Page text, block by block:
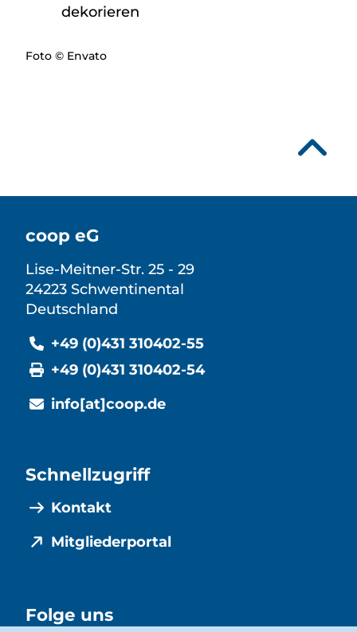
dekorieren
Foto © Envato
coop eG
Lise-Meitner-Str. 25 - 29
24223 Schwentinental
Deutschland
+49 (0)431 310402-55
+49 (0)431 310402-54
info[at]coop.de
Schnellzugriff
Kontakt
Mitgliederportal
Folge uns